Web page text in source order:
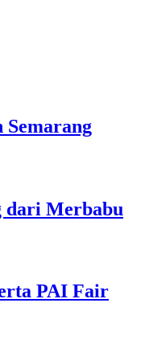
dari Merbabu
PAI Fair